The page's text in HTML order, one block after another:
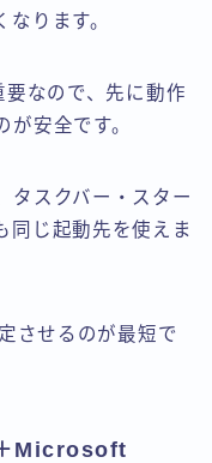
ります。
要なので、先に動作
安全です。
タスクバー・スター
同じ起動先を使えま
させるのが最短で
Microsoft